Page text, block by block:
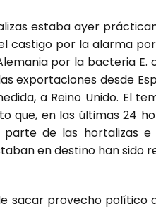
estaba ayer
castigo por la alarma
por la bacteria
exportaciones desde
a Reino Unido. El
que, en las últimas 24
de las hortalizas e
en destino han sido
sacar provecho político